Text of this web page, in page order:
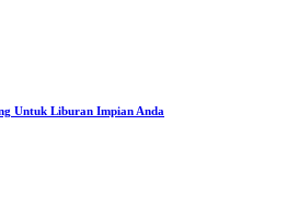
Untuk Liburan Impian Anda